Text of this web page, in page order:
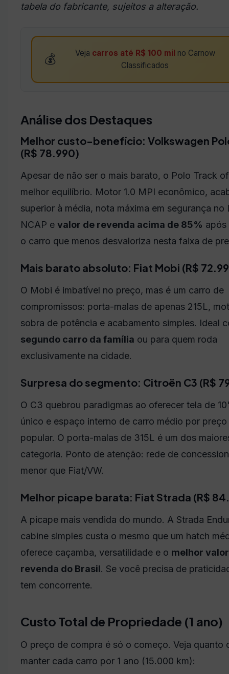
tabela do fabricante, sujeitos a alteração.
💰 Veja carros até R$ 100 mil no Carnow
Classificados
Análise dos Destaques
Melhor custo-benefício: Volkswagen
(R$ 78.990)
Apesar de não ser o mais barato, o Polo Track
melhor equilíbrio. Motor 1.0 MPI econômico,
superior à média, nota máxima em segurança no
NCAP e valor de revenda acima de 85% após
o carro que menos desvaloriza nesta faixa de
Mais barato absoluto: Fiat Mobi (R$
O Mobi é imbatível no preço, mas é um carro de
compromissos: porta-malas de apenas 215L,
sobra de potência e acabamento simples. Ideal
segundo carro da família ou para quem roda
exclusivamente na cidade.
Surpresa do segmento: Citroën C3 (R$
O C3 quebrou paradigmas ao oferecer tela de
único e espaço interno de carro médio por preço
popular. O porta-malas de 315L é um dos
categoria. Ponto de atenção: rede de
menor que Fiat/VW.
Melhor picape barata: Fiat Strada (R$
A picape mais vendida do mundo. A Strada
cabine simples custa o mesmo que um hatch
oferece caçamba, versatilidade e o melhor
revenda do Brasil. Se você precisa de
tem concorrente.
Custo Total de Propriedade (1 ano)
O preço de compra é só o começo. Veja quanto
manter cada carro por 1 ano (15.000 km):